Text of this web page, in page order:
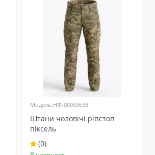
Модель:НФ-00003638
Штани чоловічі ріпстоп
піксель
(0)